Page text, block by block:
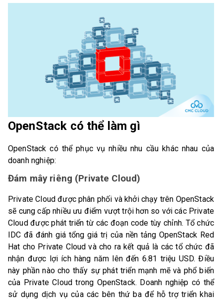
OpenStack có thể làm gì
OpenStack có thể phục vụ nhiều nhu cầu khác nhau của
doanh nghiệp:
Đám mây riêng (Private Cloud)
Private Cloud được phân phối và khởi chạy trên OpenStack
sẽ cung cấp nhiều ưu điểm vượt trội hơn so với các Private
Cloud được phát triển từ các đoạn code tùy chỉnh. Tổ chức
IDC đã đánh giá tổng giá trị của nền tảng OpenStack Red
Hat cho Private Cloud và cho ra kết quả là các tổ chức đã
nhận được lợi ích hàng năm lên đến 6.81 triệu USD. Điều
này phần nào cho thấy sự phát triển mạnh mẽ và phổ biến
của Private Cloud trong OpenStack. Doanh nghiệp có thể
sử dụng dịch vụ của các bên thứ ba để hỗ trợ triển khai